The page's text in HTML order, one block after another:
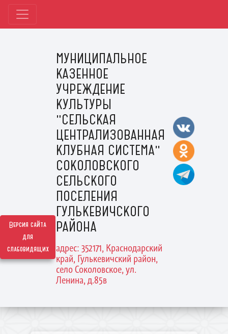
Версия сайта
для
слабовидящих
МУНИЦИПАЛЬНОЕ
КАЗЕННОЕ
УЧРЕЖДЕНИЕ
КУЛЬТУРЫ
"СЕЛЬСКАЯ
ЦЕНТРАЛИЗОВАННАЯ
КЛУБНАЯ СИСТЕМА"
СОКОЛОВСКОГО
СЕЛЬСКОГО
ПОСЕЛЕНИЯ
ГУЛЬКЕВИЧСКОГО
РАЙОНА
адрес: 352171, Краснодарский
край, Гулькевичский район,
село Соколовское, ул.
Ленина, д.85в